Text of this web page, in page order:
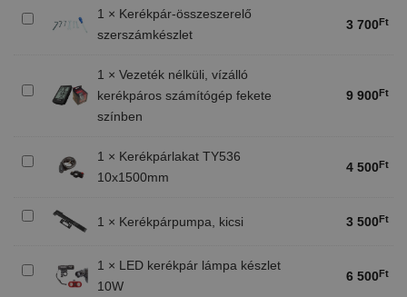
24–
Kerékpár-
összeszerelő
1 × Kerékpár-összeszerelő
szerszámkészlet
3 700Ft
Vezeték
nélküli,
számítógép
1 × Vezeték nélküli, vízálló
kerékpáros számítógép fekete
színben
9 900Ft
Kerékpárlakat
1 × Kerékpárlakat TY536
10x1500mm
4 500Ft
Kerékpárpumpa,
1 × Kerékpárpumpa, kicsi 3 500Ft
LED
kerékpár
1 × LED kerékpár lámpa készlet
10W
6 500Ft